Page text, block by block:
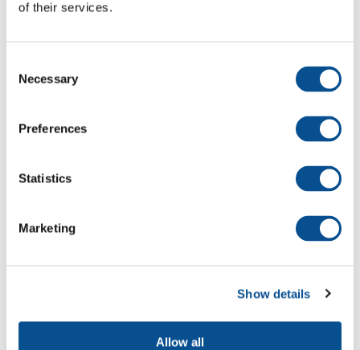
of their services.
Selection
Necessary
Preferences
Statistics
Marketing
Show details
Allow all
suppletie Boven-Rijn